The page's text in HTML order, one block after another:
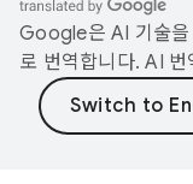
Google은 AI 기술을
로 번역합니다. AI